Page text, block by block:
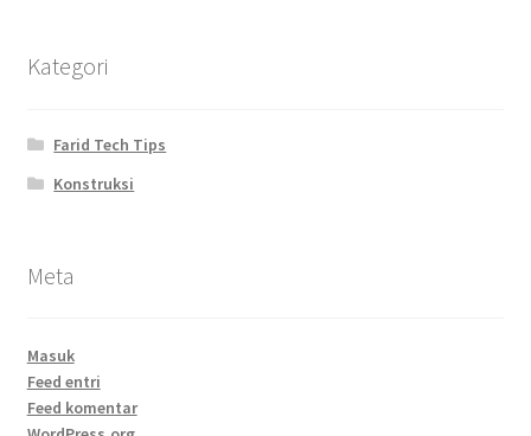
Kategori
Farid Tech Tips
Konstruksi
Meta
Masuk
Feed entri
Feed komentar